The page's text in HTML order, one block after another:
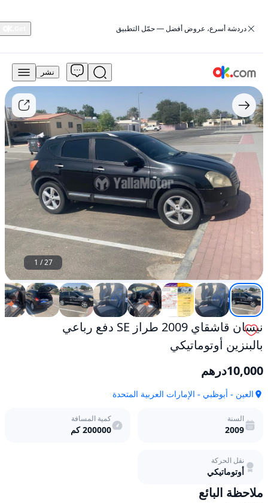
‏دردشة أسرع، عروض أفضل — حمّل التطبيق
10,000
درهم
للبيع
نيسان
قاشقاي
2009
رباعي
بالبنزين
أوتوماتيكي
مستعمل
نشر
1 /27
نيسان قاشقاي 2009 طراز SE دفع رباعي
بالبنزين أوتوماتيكي
10,000درهم
العين - أبوظبي - الإمارات العربية المتحدة
السنة
2009
كمية المسافة
200000كم
نقل الحركة
أوتوماتيكي
ملاحظة البائع